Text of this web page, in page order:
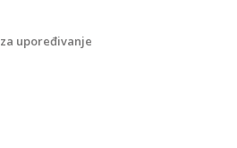
upoređivanje